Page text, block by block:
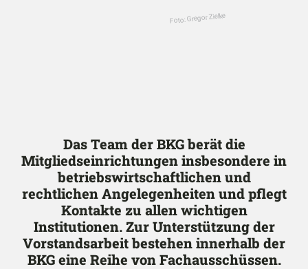
Foto: Gregor Zielke
Das Team der BKG berät die
Mitgliedseinrichtungen insbesondere in
betriebswirtschaftlichen und
rechtlichen Angelegenheiten und pflegt
Kontakte zu allen wichtigen
Institutionen. Zur Unterstützung der
Vorstandsarbeit bestehen innerhalb der
BKG eine Reihe von Fachausschüssen.